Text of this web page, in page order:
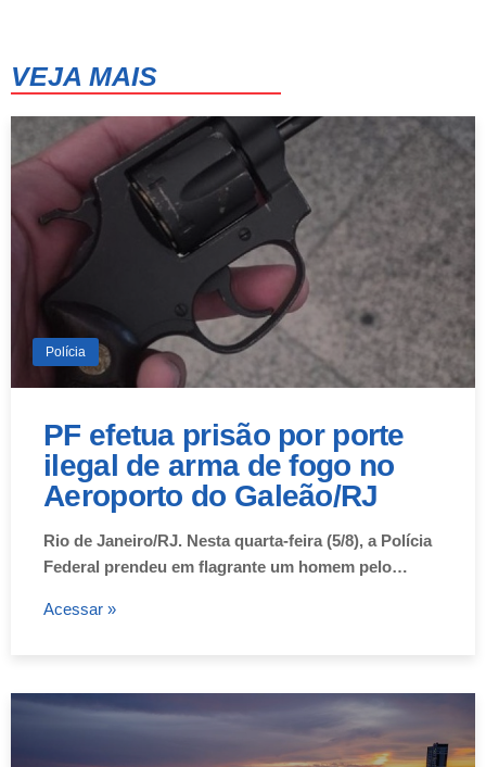
11 de agosto
Terça-Feira
VEJA MAIS
Polícia
PF efetua prisão por porte
ilegal de arma de fogo no
Aeroporto do Galeão/RJ
Rio de Janeiro/RJ. Nesta quarta-feira (5/8), a Polícia
Federal prendeu em flagrante um homem pelo…
Acessar »